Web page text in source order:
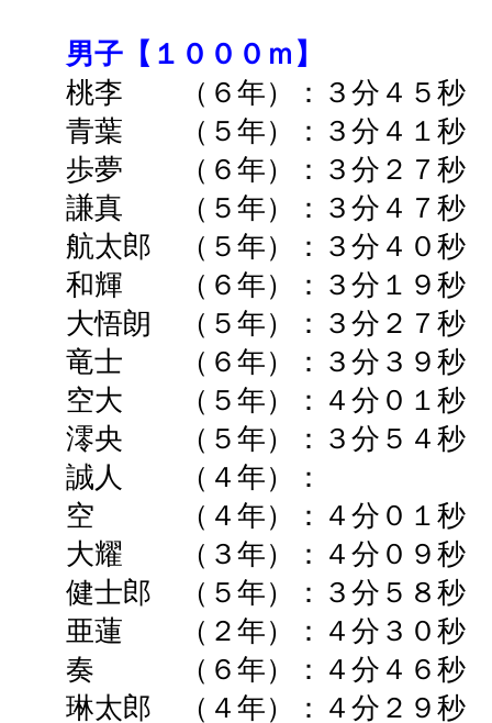
男子【１０００ｍ】
桃李 （６年）：３分４５
青葉 （５年）：３分４１
歩夢 （６年）：３分２７
謙真 （５年）：３分４７
航太郎 （５年）：３分４０
和輝 （６年）：３分１９
大悟朗 （５年）：３分２７
竜士 （６年）：３分３９
空大 （５年）：４分０１
澪央 （５年）：３分５４
誠人 （４年）： ➡
空 （４年）：４分０１秒
大耀 （３年）：４分０９
健士郎 （５年）：３分５８
亜蓮 （２年）：４分３０
奏 （６年）：４分４６秒
琳太郎 （４年）：４分２９